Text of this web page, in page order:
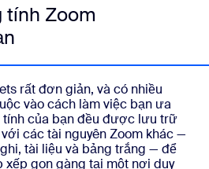
tính Zoom
rất đơn giản, và có nhiều
vào cách làm việc bạn ưa
tính của bạn đều được lưu trữ
các tài nguyên Zoom khác —
tài liệu và bảng trắng — để
gọn gàng tại một nơi duy